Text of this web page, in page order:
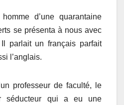
d’une quarantaine
se présenta à nous avec
parlait un français parfait
l’anglais.
professeur de faculté, le
séducteur qui a eu une